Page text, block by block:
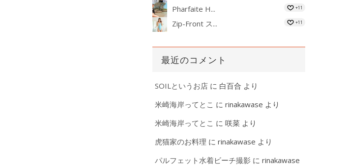
Pharfaite H... +11
Zip-Front ス... +11
最近のコメント
SOILというお店 に 白百合 より
米崎海岸ってとこ に rinakawase より
米崎海岸ってとこ に 咲菜 より
虎猫家のお料理 に rinakawase より
パルフェット水着ビーチ撮影 に rinakawase